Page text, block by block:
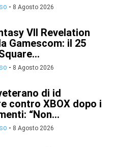
- 8 Agosto 2026
VII Revelation
Gamescom: il 25
- 8 Agosto 2026
di id
contro XBOX dopo i
“Non...
- 8 Agosto 2026